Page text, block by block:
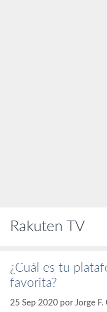
Rakuten TV
¿Cuál es tu
favorita?
25 Sep 2020 por Jorge F.